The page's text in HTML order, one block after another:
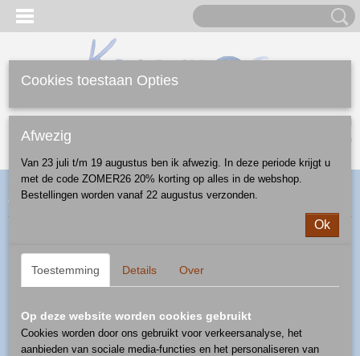
(0)
Home >Webshop>Mokken>mok 0,4 l> mok 0,4 l - patroon U2-
05
Cookies toestaan Opties
Afwezig
Van 23 juli t/m 19 augustus ben ik afwezig. In deze periode krijgt u
met de code ZOMER26 20% korting op alles in de webshop.
Bestellingen worden vanaf 22 augustus verzonden.
Ok
Toestemming Details Over
Op deze website worden cookies gebruikt
Cookies worden door ons gebruikt voor verkeersanalyse, het
aanbieden van sociale media-functies en het personaliseren van